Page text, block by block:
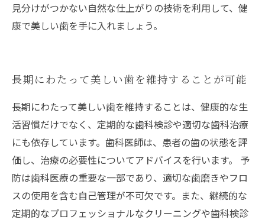
見分けがつかない自然な仕上がりの技術を利用して、健
康で美しい歯を手に入れましょう。
長期にわたって美しい歯を維持することが可能
長期にわたって美しい歯を維持することは、健康的な生
活習慣だけでなく、定期的な歯科検診や適切な歯科治療
にも依存しています。歯科医師は、患者の歯の状態を評
価し、治療の必要性についてアドバイスを行います。 予
防は歯科医療の重要な一部であり、適切な歯磨きやフロ
スの使用を含む自己管理が不可欠です。また、継続的な
定期的なプロフェッショナルなクリーニングや歯科検診